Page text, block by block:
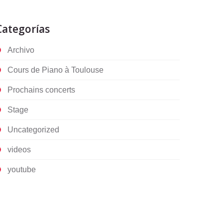
Archivo
Cours de Piano à Toulouse
Prochains concerts
Stage
Uncategorized
videos
youtube